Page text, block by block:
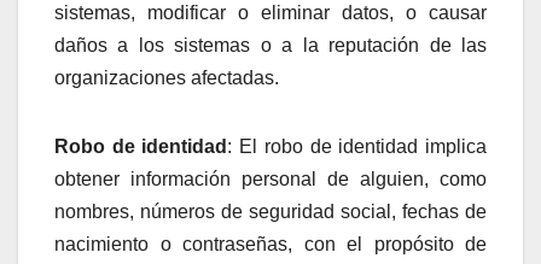
sistemas, modificar o eliminar datos, o causar
daños a los sistemas o a la reputación de las
organizaciones afectadas.
Robo de identidad : El robo de identidad implica
obtener información personal de alguien, como
nombres, números de seguridad social, fechas de
nacimiento o contraseñas, con el propósito de